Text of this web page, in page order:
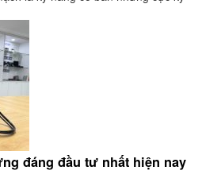
đáng đầu tư nhất hiện nay